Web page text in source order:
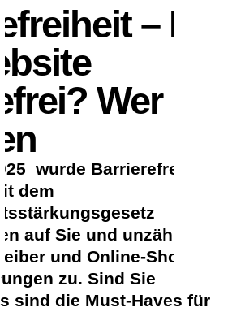
– Ist
Wer ist
wurde Barrierefreiheit
dem
auf Sie und unzählige
und Online-Shops
zu. Sind Sie
sind die Must-Haves für